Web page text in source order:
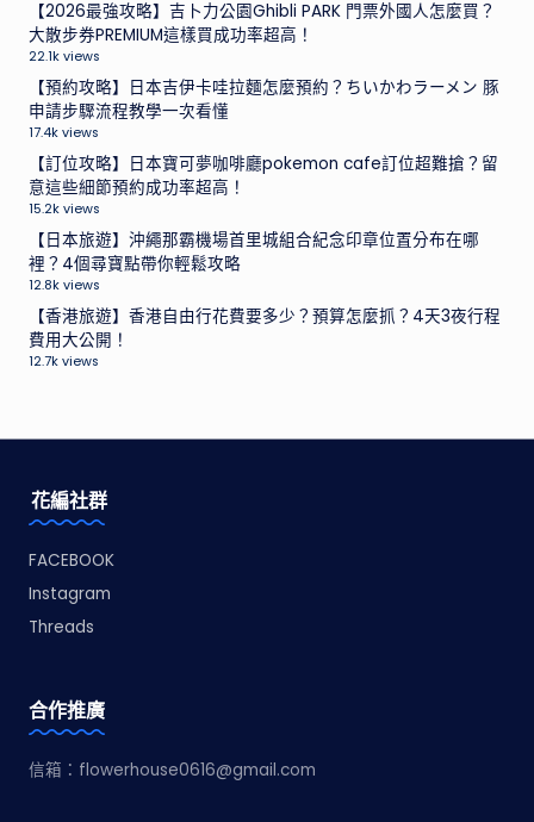
【2026最強攻略】吉卜力公園Ghibli PARK 門票外國人怎麼買？
大散步券PREMIUM這樣買成功率超高！
22.1k views
【預約攻略】日本吉伊卡哇拉麵怎麼預約？ちいかわラーメン 豚
申請步驟流程教學一次看懂
17.4k views
【訂位攻略】日本寶可夢咖啡廳pokemon cafe訂位超難搶？留
意這些細節預約成功率超高！
15.2k views
【日本旅遊】沖繩那霸機場首里城組合紀念印章位置分布在哪
裡？4個尋寶點帶你輕鬆攻略
12.8k views
【香港旅遊】香港自由行花費要多少？預算怎麼抓？4天3夜行程
費用大公開！
12.7k views
花編社群
FACEBOOK
Instagram
Threads
合作推廣
信箱： flowerhouse0616@gmail.com